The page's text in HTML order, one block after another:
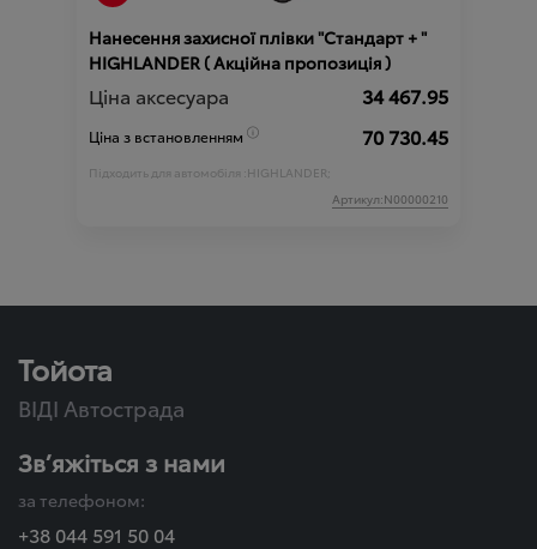
Нанесення захисної плівки "Стандарт + "
HIGHLANDER ( Акційна пропозиція )
Ціна аксесуара 34 467.95
Ціна з встановленням 70 730.45
Підходить для автомобіля :HIGHLANDER;
Артикул:N00000210
Тойота
ВІДІ Автострада
Зв’яжіться з нами
за телефоном:
+38 044 591 50 04